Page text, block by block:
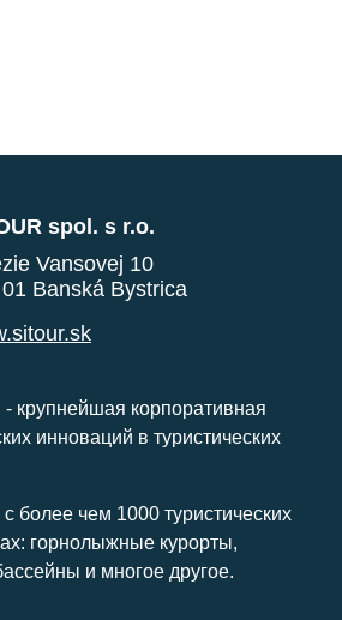
spol. s r.o.
Vansovej 10
Banská Bystrica
крупнейшая корпоративная
инноваций в туристических
более чем 1000 туристических
горнолыжные курорты,
и многое другое.